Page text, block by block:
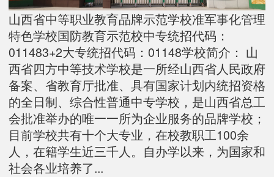
山西省中等职业教育品牌示范学校准军事化管理
特色学校国防教育示范校中专统招代码：
011483+2大专统招代码：01148学校简介： 山
西省四方中等技术学校是一所经山西省人民政府
备案、省教育厅批准、具有国家计划内统招资格
的全日制、综合性普通中专学校，是山西省总工
会批准举办的唯一一所为企业服务的品牌学校；
目前学校共有十个大专业，在校教职工100余
人，在籍学生近三千人。自办学以来，为国家和
社会各业培养了...